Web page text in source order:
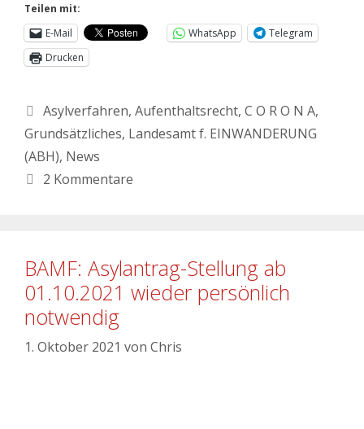
Teilen mit:
E-Mail
WhatsApp
Telegram
Drucken
Asylverfahren, Aufenthaltsrecht, C O R O N A,
Grundsätzliches, Landesamt f. EINWANDERUNG
(ABH), News
2 Kommentare
BAMF: Asylantrag-Stellung ab
01.10.2021 wieder persönlich
notwendig
1. Oktober 2021 von Chris